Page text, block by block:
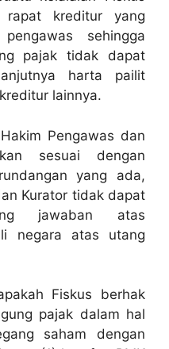
kreditur yang
sehingga
pajak tidak dapat
harta pailit
lainnya.
Pengawas dan
sesuai dengan
yang ada,
Kurator tidak dapat
jawaban atas
negara atas utang
Fiskus berhak
pajak dalam hal
saham dengan